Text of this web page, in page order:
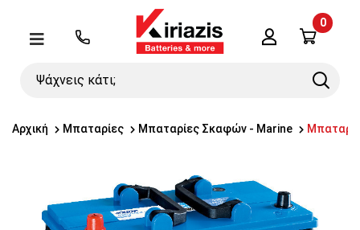
Μενού
Ψάχνεις
Search
Λογαριασμός
0
Αρχική Μπαταρίες Μπαταρίες Σκαφών - Marine